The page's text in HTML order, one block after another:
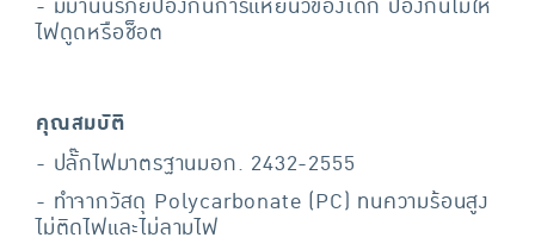
- มีม่านนิรภัยป้องกันการแหย่นิ้วของเด็ก ป้องกันไม่ให้
ไฟดูดหรือช็อต
คุณสมบัติ
- ปลัั๊กไฟมาตรฐานมอก. 2432-2555
- ทำจากวัสดุ Polycarbonate (PC) ทนความร้อนสูง
ไม่ติดไฟและไม่ลามไฟ